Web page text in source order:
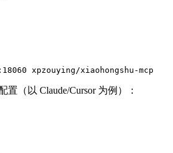
置（以 Claude/Cursor 为例）：